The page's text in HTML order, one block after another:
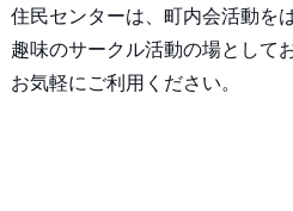
住民センターは、町内会活動を
趣味のサークル活動の場として
お気軽にご利用ください。